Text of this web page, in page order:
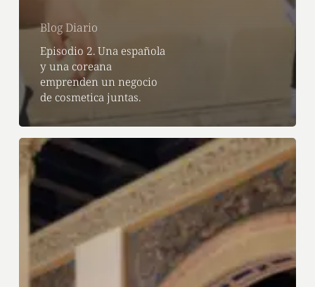
Blog Diario
Episodio 2. Una española
y una coreana
emprenden un negocio
de cosmetica juntas.
Episodio
Tres
las
decidí